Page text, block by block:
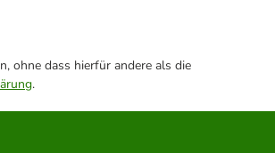
ohne dass hierfür andere als die
.